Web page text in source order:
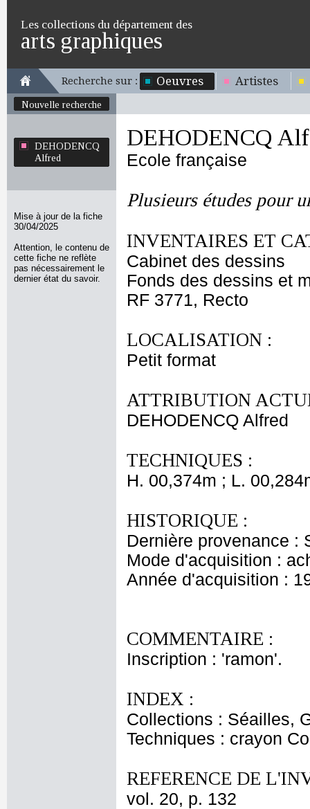
Les collections du département des
arts graphiques
Recherche sur : Oeuvres Artistes
Nouvelle recherche
DEHODENCQ
Alfred
Mise à jour de la fiche
30/04/2025
Attention, le contenu de
cette fiche ne reflète
pas nécessairement le
dernier état du savoir.
DEHODENCQ
Ecole française
Plusieurs études pour
INVENTAIRES ET
Cabinet des dessins
Fonds des dessins et
RF 3771, Recto
LOCALISATION :
Petit format
ATTRIBUTION
DEHODENCQ Alfred
TECHNIQUES :
H. 00,374m ; L.
HISTORIQUE :
Dernière provenance :
Mode d'acquisition :
Année d'acquisition :
COMMENTAIRE :
Inscription : 'ramon'.
INDEX :
Collections : Séailles,
Techniques : crayon
REFERENCE DE
vol. 20, p. 132